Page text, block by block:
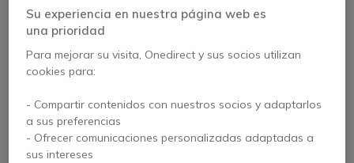
Grandstream
29,95 € s/Iva
para teléfono Alcatel
4.8 de 3 Reseñas
49,95 €
Su experiencia en nuestra página web es
una prioridad
Para mejorar su visita, Onedirect y sus socios utilizan
cookies para:
- Compartir contenidos con nuestros socios y adaptarlos
a sus preferencias
- Ofrecer comunicaciones personalizadas adaptadas a
sus intereses